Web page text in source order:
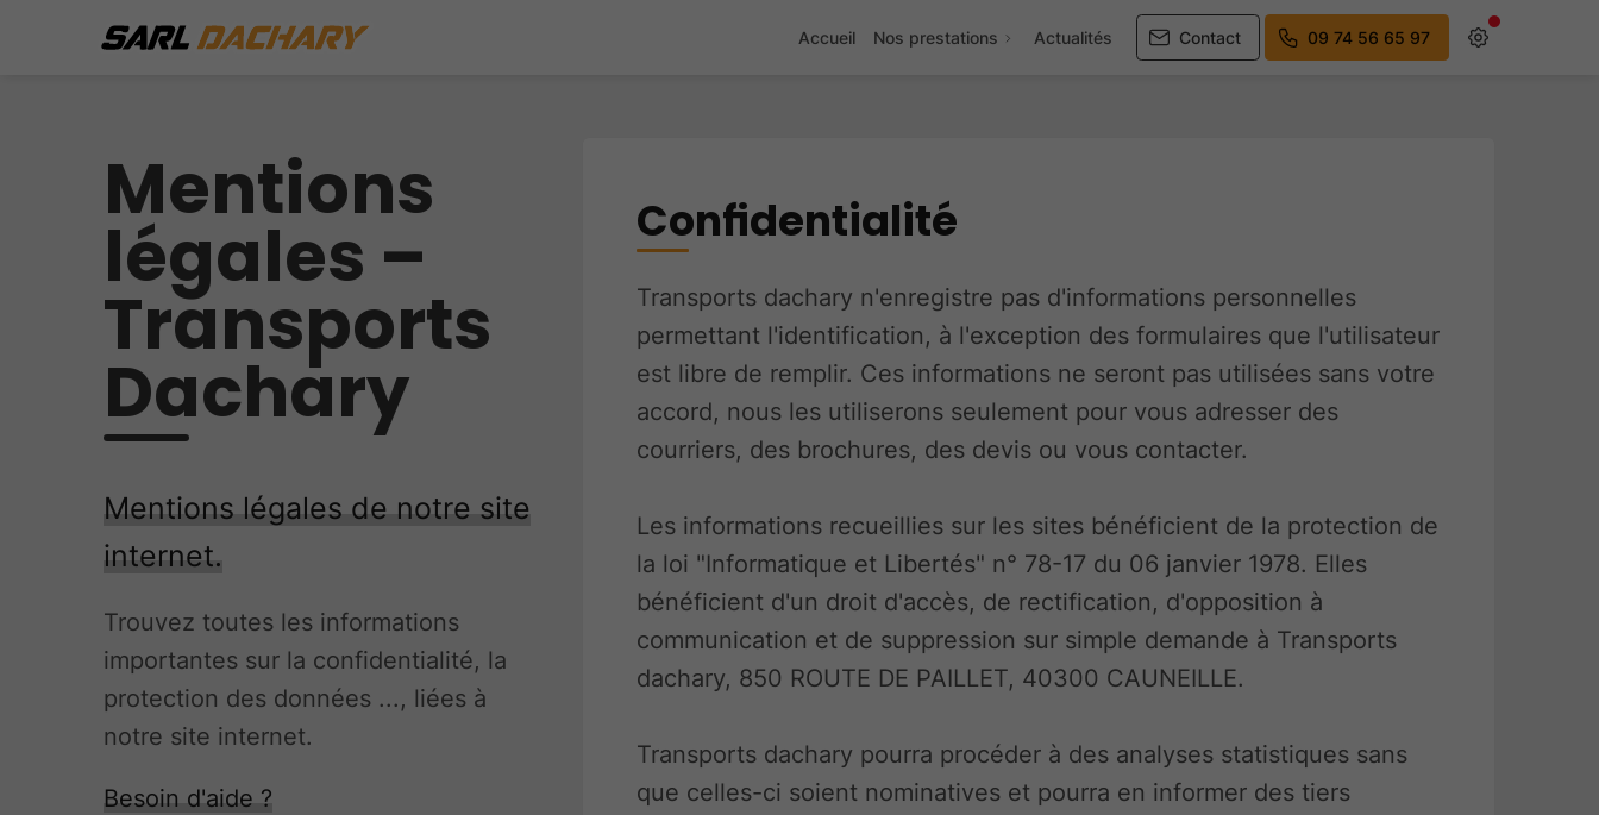
Accueil Nos prestations Actualités Contact 09 74 56 65 97
Mentions
légales –
Transports
Dachary
Mentions légales de notre site
internet.
Trouvez toutes les informations
importantes sur la confidentialité, la
protection des données ..., liées à
notre site internet.
Besoin d'aide ?
Confidentialité
Transports dachary n'enregistre pas d'informations personnelles
permettant l'identification, à l'exception des formulaires que l'utilisateur
est libre de remplir. Ces informations ne seront pas utilisées sans votre
accord, nous les utiliserons seulement pour vous adresser des
courriers, des brochures, des devis ou vous contacter.
Les informations recueillies sur les sites bénéficient de la protection de
la loi "Informatique et Libertés" n° 78-17 du 06 janvier 1978. Elles
bénéficient d'un droit d'accès, de rectification, d'opposition à
communication et de suppression sur simple demande à Transports
dachary, 850 ROUTE DE PAILLET, 40300 CAUNEILLE.
Transports dachary pourra procéder à des analyses statistiques sans
que celles-ci soient nominatives et pourra en informer des tiers